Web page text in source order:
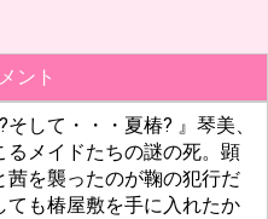
ント
して・・・夏椿? 』琴美、
メイドたちの謎の死。顕
を襲ったのが鞠の犯行だ
ても椿屋敷を手に入れたか